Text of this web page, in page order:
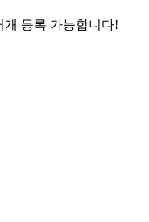
개 등록 가능합니다!